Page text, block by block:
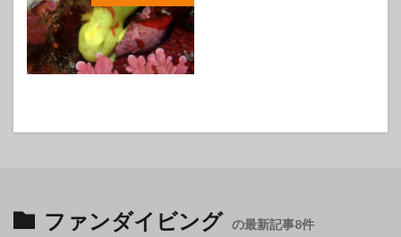
ファンダイビング の最新記事8件